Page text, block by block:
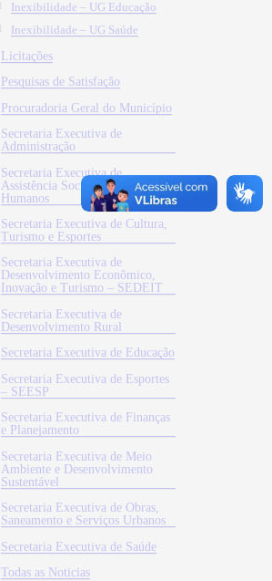
Inexibilidade – UG Educação
Inexibilidade – UG Saúde
Licitações
Pesquisas de Satisfação
Procuradoria Geral do Município
Secretaria Executiva de
Administração
Secretaria Executiva de
Assistência Social e Direitos
Humanos
Secretaria Executiva de Cultura,
Turismo e Esportes
Secretaria Executiva de
Desenvolvimento Econômico,
Inovação e Turismo – SEDEIT
Secretaria Executiva de
Desenvolvimento Rural
Secretaria Executiva de Educação
Secretaria Executiva de Esportes
– SEESP
Secretaria Executiva de Finanças
e Planejamento
Secretaria Executiva de Meio
Ambiente e Desenvolvimento
Sustentável
Secretaria Executiva de Obras,
Saneamento e Serviços Urbanos
Secretaria Executiva de Saúde
Todas as Noticias